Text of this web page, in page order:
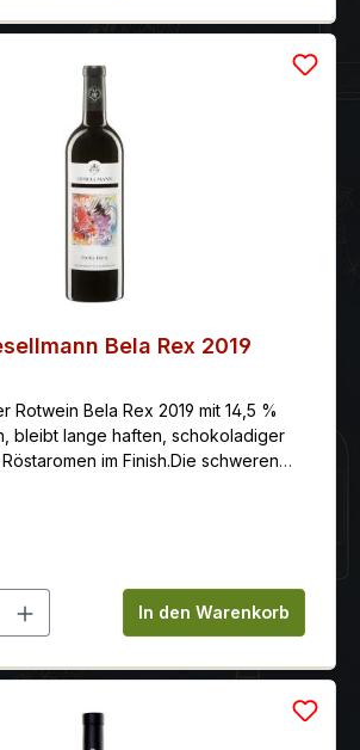
Bela Rex 2019
Rotwein Bela Rex 2019 mit 14,5 %
bleibt lange haften, schokoladiger
im Finish.Die schweren
Hügellandes bieten beste
für charaktervolle, tanninbetonte
Grenze, im pannonisch geprägtem
Klassifizierung: Qualitätsweine aus
aus dem Mittelburgenland,
Vorschriften, wie hierzulande.
aus, doch sorgten in vielen Gebieten
für einen wunderbaren
so dass
Gib den
In den Warenkorb